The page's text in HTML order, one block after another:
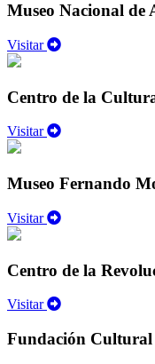
Museo Nacional de
Visitar
Centro de la
Visitar
Museo Fernando
Visitar
Centro de la
Visitar
Fundación Cultural